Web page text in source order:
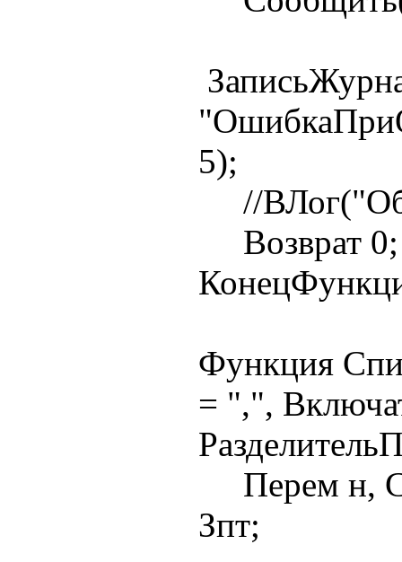
5);
//
Возврат 0;
Функция
= ",",
Перем н,
Зпт;